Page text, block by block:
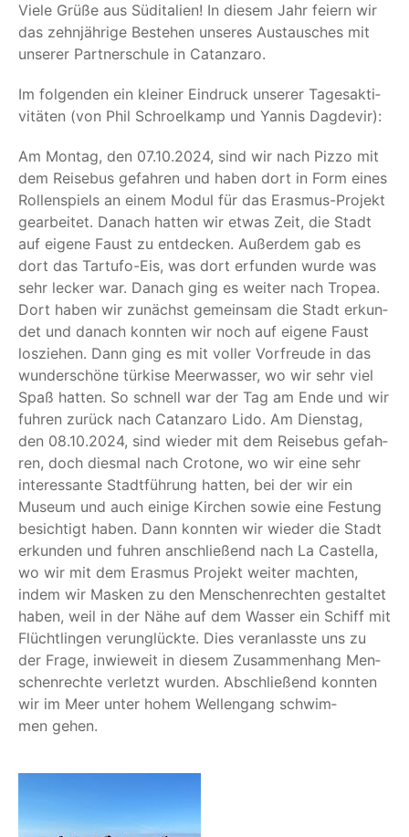
Vie­le Grü­ße aus Süd­ita­li­en! In die­sem Jahr fei­ern wir
das zehn­jäh­ri­ge Bestehen unse­res Aus­tau­sches mit
unse­rer Part­ner­schu­le in Catanzaro.
Im fol­gen­den ein klei­ner Ein­druck unse­rer Tages­ak­ti­
vi­tä­ten (von Phil Schroel­kamp und Yan­nis Dagdevir):
Am Mon­tag, den 07.10.2024, sind wir nach Piz­zo mit
dem Rei­se­bus gefah­ren und haben dort in Form eines
Rol­len­spiels an einem Modul für das Eras­mus-Pro­jekt
gear­bei­tet. Danach hat­ten wir etwas Zeit, die Stadt
auf eige­ne Faust zu ent­de­cken. Außer­dem gab es
dort das Tartu­fo-Eis, was dort erfun­den wur­de was
sehr lecker war. Danach ging es wei­ter nach Tro­pea.
Dort haben wir zunächst gemein­sam die Stadt erkun­
det und danach konn­ten wir noch auf eige­ne Faust
los­zie­hen. Dann ging es mit vol­ler Vor­freu­de in das
wun­der­schö­ne tür­ki­se Meer­was­ser, wo wir sehr viel
Spaß hat­ten. So schnell war der Tag am Ende und wir
fuh­ren zurück nach Catanza­ro Lido. Am Diens­tag,
den 08.10.2024, sind wie­der mit dem Rei­se­bus gefah­
ren, doch dies­mal nach Cro­to­ne, wo wir eine sehr
inter­es­san­te Stadt­füh­rung hat­ten, bei der wir ein
Muse­um und auch eini­ge Kir­chen sowie eine Fes­tung
besich­tigt haben. Dann konn­ten wir wie­der die Stadt
erkun­den und fuh­ren anschlie­ßend nach La Cas­tel­la,
wo wir mit dem Eras­mus Pro­jekt wei­ter mach­ten,
indem wir Mas­ken zu den Men­schen­rech­ten gestal­tet
haben, weil in der Nähe auf dem Was­ser ein Schiff mit
Flücht­lin­gen ver­un­glück­te. Dies ver­an­lass­te uns zu
der Fra­ge, inwie­weit in die­sem Zusam­men­hang Men­
schen­rech­te ver­letzt wur­den. Abschlie­ßend konn­ten
wir im Meer unter hohem Wel­len­gang schwim­
men gehen.